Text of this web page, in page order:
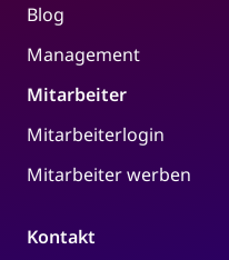
Blog
Management
Mitarbeiter
Mitarbeiterlogin
Mitarbeiter werben
Kontakt